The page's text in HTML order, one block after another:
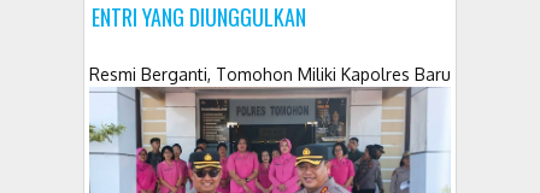
ENTRI YANG DIUNGGULKAN
Resmi Berganti, Tomohon Miliki Kapolres Baru